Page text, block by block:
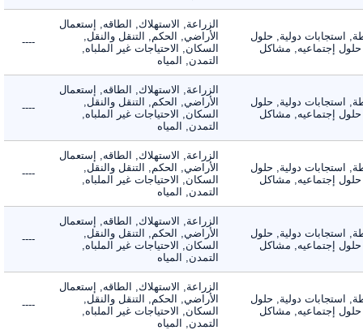
استجابات دولية, حلول
إجتماعيه, مشاكل
الزراعة, الاستهلاك, الطاقه, إستعمال
الأراضي, الحكم, التنقل والنقل,
السكان, الاحتياجات غير الملباه,
التمدن, المياه
----
استجابات دولية, حلول
إجتماعيه, مشاكل
الزراعة, الاستهلاك, الطاقه, إستعمال
الأراضي, الحكم, التنقل والنقل,
السكان, الاحتياجات غير الملباه,
التمدن, المياه
----
استجابات دولية, حلول
إجتماعيه, مشاكل
الزراعة, الاستهلاك, الطاقه, إستعمال
الأراضي, الحكم, التنقل والنقل,
السكان, الاحتياجات غير الملباه,
التمدن, المياه
----
استجابات دولية, حلول
إجتماعيه, مشاكل
الزراعة, الاستهلاك, الطاقه, إستعمال
الأراضي, الحكم, التنقل والنقل,
السكان, الاحتياجات غير الملباه,
التمدن, المياه
----
استجابات دولية, حلول
إجتماعيه, مشاكل
الزراعة, الاستهلاك, الطاقه, إستعمال
الأراضي, الحكم, التنقل والنقل,
السكان, الاحتياجات غير الملباه,
التمدن, المياه
----